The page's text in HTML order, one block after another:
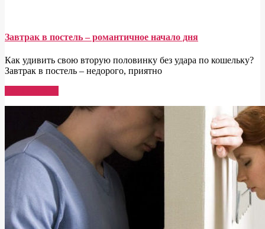
Завтрак в постель – романтичное начало дня
Как удивить свою вторую половинку без удара по кошельку?
Завтрак в постель – недорого, приятно